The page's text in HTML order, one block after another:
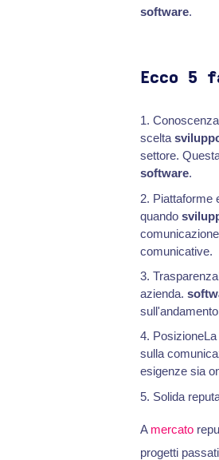
software.
Ecco 5
scelta
settore.
software.
Piattaforme
quando
comunicative.
azienda.
sulla
esigenze sia
Solida
A mercato
progetti